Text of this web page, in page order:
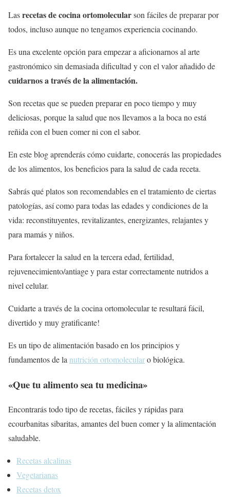
Lasrecetas de cocina ortomolecularson fáciles de preparar por
todos, incluso aunque no tengamos experiencia cocinando.
Es una excelente opción para empezar a aficionarnos al arte
gastronómico sin demasiada dificultad y con el valor añadido de
cuidarnos a través de la alimentación.
Son recetas que se pueden preparar en poco tiempo y muy
deliciosas, porque la salud que nos llevamos a la boca no está
reñida con el buen comer ni con el sabor.
En este blog aprenderás cómo cuidarte, conocerás las propiedades
de los alimentos, los beneficios para la salud de cada receta.
Sabrás qué platos son recomendables en el tratamiento de ciertas
patologías, así como para todas las edades y condiciones de la
vida: reconstituyentes, revitalizantes, energizantes, relajantes y
para mamás y niños.
Para fortalecer la salud en la tercera edad, fertilidad,
rejuvenecimiento/antiage y para estar correctamente nutridos a
nivel celular.
Cuidarte a través de la cocina ortomolecular te resultará fácil,
divertido y muy gratificante!
Es un tipo de alimentación basado en los principios y
fundamentos de la nutrición ortomolecularo biológica.
«Que tu alimento sea tu medicina»
Encontrarás todo tipo de recetas, fáciles y rápidas para
ecourbanitas sibaritas, amantes del buen comer y la alimentación
saludable.
Recetas alcalinas
Vegetarianas
Recetas detox